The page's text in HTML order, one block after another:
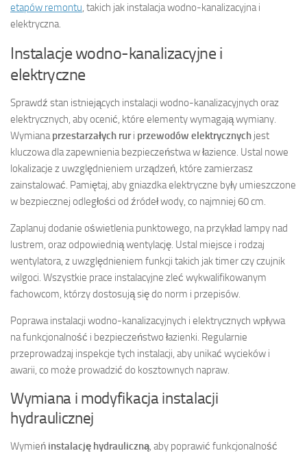
etapów remontu , takich jak instalacja wodno-kanalizacyjna i
elektryczna.
Instalacje wodno-kanalizacyjne i
elektryczne
Sprawdź stan istniejących instalacji wodno-kanalizacyjnych oraz
elektrycznych, aby ocenić, które elementy wymagają wymiany.
Wymiana przestarzałych ruri przewodów elektrycznych jest
kluczowa dla zapewnienia bezpieczeństwa w łazience. Ustal nowe
lokalizacje z uwzględnieniem urządzeń, które zamierzasz
zainstalować. Pamiętaj, aby gniazdka elektryczne były umieszczone
w bezpiecznej odległości od źródeł wody, co najmniej 60 cm.
Zaplanuj dodanie oświetlenia punktowego, na przykład lampy nad
lustrem, oraz odpowiednią wentylację. Ustal miejsce i rodzaj
wentylatora, z uwzględnieniem funkcji takich jak timer czy czujnik
wilgoci. Wszystkie prace instalacyjne zleć wykwalifikowanym
fachowcom, którzy dostosują się do norm i przepisów.
Poprawa instalacji wodno-kanalizacyjnych i elektrycznych wpływa
na funkcjonalność i bezpieczeństwo łazienki. Regularnie
przeprowadzaj inspekcje tych instalacji, aby unikać wycieków i
awarii, co może prowadzić do kosztownych napraw.
Wymiana i modyfikacja instalacji
hydraulicznej
Wymień instalację hydrauliczną , aby poprawić funkcjonalność